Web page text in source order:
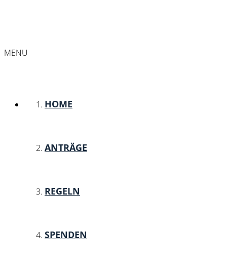
MENU
HOME
ANTRÄGE
REGELN
SPENDEN